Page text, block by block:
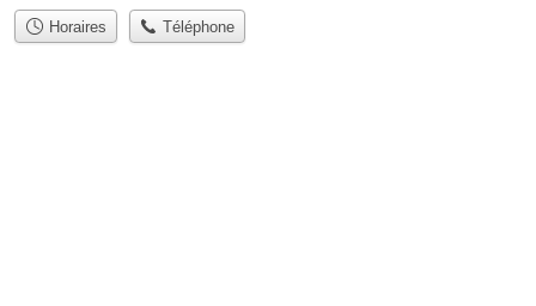
Horaires Téléphone